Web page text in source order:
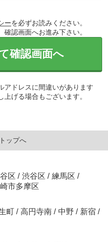
ーを必ずお読みください。
認画面へお進み下さい。
確認画面へ
ドレスに間違いがあります
げる場合もございます。
ップへ
区 / 渋谷区 / 練馬区 /
市多摩区
町 / 高円寺南 / 中野 / 新宿 /